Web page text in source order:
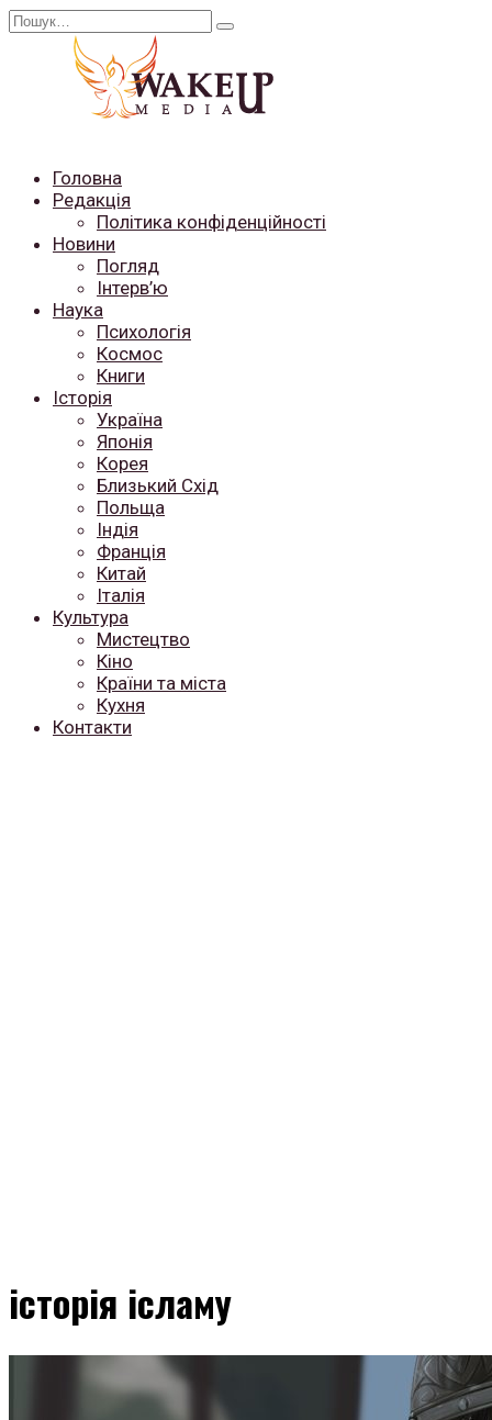
Перейти
Search
Головна
Редакція
Політика конфіденційності
Новини
Погляд
Інтерв’ю
Наука
Психологія
Космос
Книги
Історія
Україна
Японія
Корея
Близький Схід
Польща
Індія
Франція
Китай
Італія
Культура
Мистецтво
Кіно
Країни та міста
Кухня
Контакти
історія ісламу